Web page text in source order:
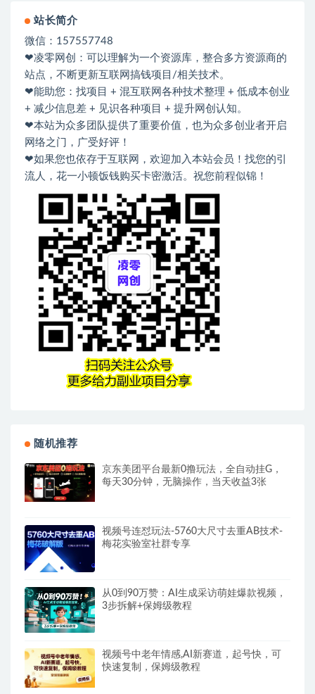
站长简介
微信：157557748
❤凌零网创：可以理解为一个资源库，整合多方资源商的
站点，不断更新互联网搞钱项目/相关技术。
❤能助您：找项目 + 混互联网各种技术整理 + 低成本创业
+ 减少信息差 + 见识各种项目 + 提升网创认知。
❤本站为众多团队提供了重要价值，也为众多创业者开启
网络之门，广受好评！
❤如果您也依存于互联网，欢迎加入本站会员！找您的引
流人，花一小顿饭钱购买卡密激活。祝您前程似锦！
随机推荐
京东美团平台最新0撸玩法，全自动挂G，
每天30分钟，无脑操作，当天收益3张
视频号连怼玩法-5760大尺寸去重AB技术-
梅花实验室社群专享
从0到90万赞：AI生成采访萌娃爆款视频，
3步拆解+保姆级教程
视频号中老年情感,AI新赛道，起号快，可
快速复制，保姆级教程